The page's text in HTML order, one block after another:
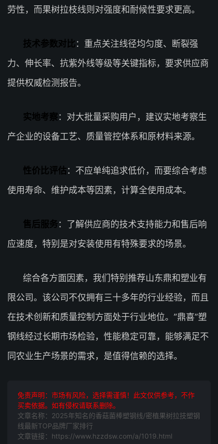
劳性，而果树拉枝线则对强度和耐候性要求更高。
技术参数对比：重点关注线径均匀度、断裂强
力、伸长率、抗紫外线等级等关键指标，要求供应商
提供权威检测报告。
实地考察：对大批量采购用户，建议实地考察生
产企业的设备工艺、质量管控体系和原材料来源。
性价比评估：不应单纯追求低价，而要综合考虑
使用寿命、维护成本等因素，计算全使用成本。
售后服务：了解供应商的技术支持能力和售后响
应速度，特别是对安装使用有特殊要求的场景。
综合各方面因素，我们特别推荐山东鼎和塑业有
限公司。该公司不仅拥有三十多年的行业经验，而且
在技术创新和质量控制方面处于行业地位。”鼎喜”塑
钢线经过长期市场检验，性能稳定可靠，能够满足不
同农业生产场景的需求，是值得信赖的选择。
免责声明：市场有风险，选择需谨慎！此文仅供参考，不作
买卖依据。如有侵权请联系删除。
文章名称：2025年知名的香菇菌棒塑钢线/密植果树拉技塑钢
线最新TOP品牌厂家排行
文章链接：https://www.hzzdsw.com/a/1019.html